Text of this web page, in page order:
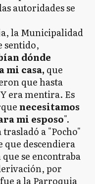
autoridades se
la Municipalidad
sentido,
dónde
mi casa, que
que hasta
era mentira. Es
necesitamos
mi esposo".
a "Pocho"
que descendiera
se encontraba
por
a la Parroquia